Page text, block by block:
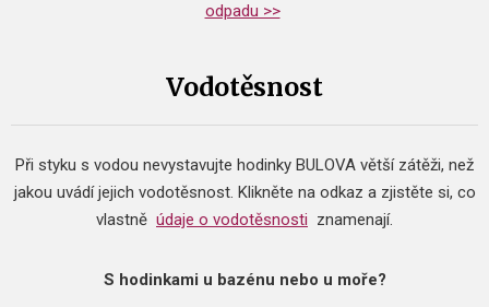
odpadu >>
Vodotěsnost
Při styku s vodou nevystavujte hodinky BULOVA větší zátěži, než
jakou uvádí jejich vodotěsnost. Klikněte na odkaz a zjistěte si, co
vlastně údaje o vodotěsnosti znamenají.
S hodinkami u bazénu nebo u moře?